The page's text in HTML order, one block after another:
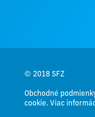
© 2018 SFZ
Obchodné
cookie. Viac